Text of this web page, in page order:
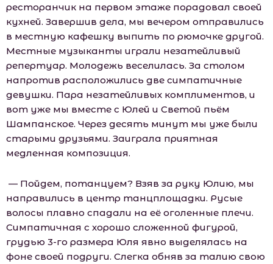
ресторанчик на первом этаже порадовал своей
кухней. Завершив дела, мы вечером отправились
в местную кафешку выпить по рюмочке другой.
Местные музыканты играли незатейливый
репертуар. Молодежь веселилась. За столом
напротив расположились две симпатичные
девушки. Пара незатейливых комплиментов, и
вот уже мы вместе с Юлей и Светой пьём
Шампанское. Через десять минут мы уже были
старыми друзьями. Заиграла приятная
медленная композиция.
— Пойдем, потанцуем? Взяв за руку Юлию, мы
направились в центр танцплощадки. Русые
волосы плавно спадали на её оголенные плечи.
Симпатичная с хорошо сложенной фигурой,
грудью 3-го размера Юля явно выделялась на
фоне своей подруги. Слегка обняв за талию свою